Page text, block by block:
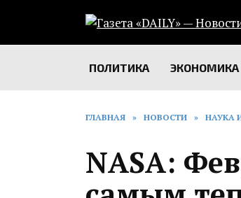
содержанию
ПОЛИТИКА ЭКОНОМИКА
ГЛАВНАЯ » НОВОСТИ » НАУКА
NASA: